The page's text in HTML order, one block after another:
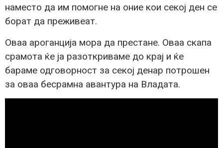
наместо да им помогне на оние кои секој ден се
борат да преживеат.
Оваа ароганција мора да престане. Оваа скапа
срамота ќе ја разоткриваме до крај и ќе
бараме одговорност за секој денар потрошен
за оваа бесрамна авантура на Владата.